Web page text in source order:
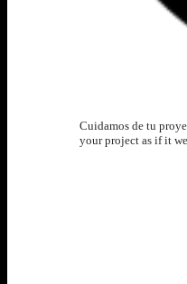
Doble premio para Lencería
Cuidamos de tu
your project as if it